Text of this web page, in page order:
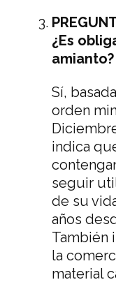
¿Es
amianto?
Sí,
orden
indica
seguir
de su
años
También
la
material